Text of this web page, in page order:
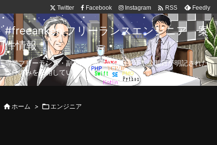
Twitter Facebook Instagram  RSS Feedly
#freeanken フリーランスエンジニア 案
件情報
専業フリーランス・副業向け案件を毎日更新！公開日が明記された
案件のみを公開しています。
ホーム > エンジニア